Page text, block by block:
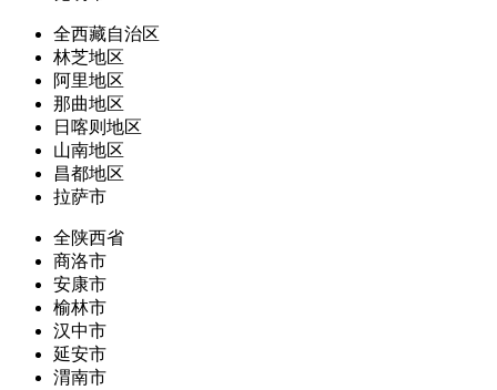
全西藏自治区
林芝地区
阿里地区
那曲地区
日喀则地区
山南地区
昌都地区
拉萨市
全陕西省
商洛市
安康市
榆林市
汉中市
延安市
渭南市